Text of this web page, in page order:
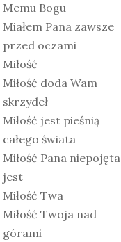
Memu Bogu
Miałem Pana zawsze
przed oczami
Miłość
Miłość doda Wam
skrzydeł
Miłość jest pieśnią
całego świata
Miłość Pana niepojęta
jest
Miłość Twa
Miłość Twoja nad
górami